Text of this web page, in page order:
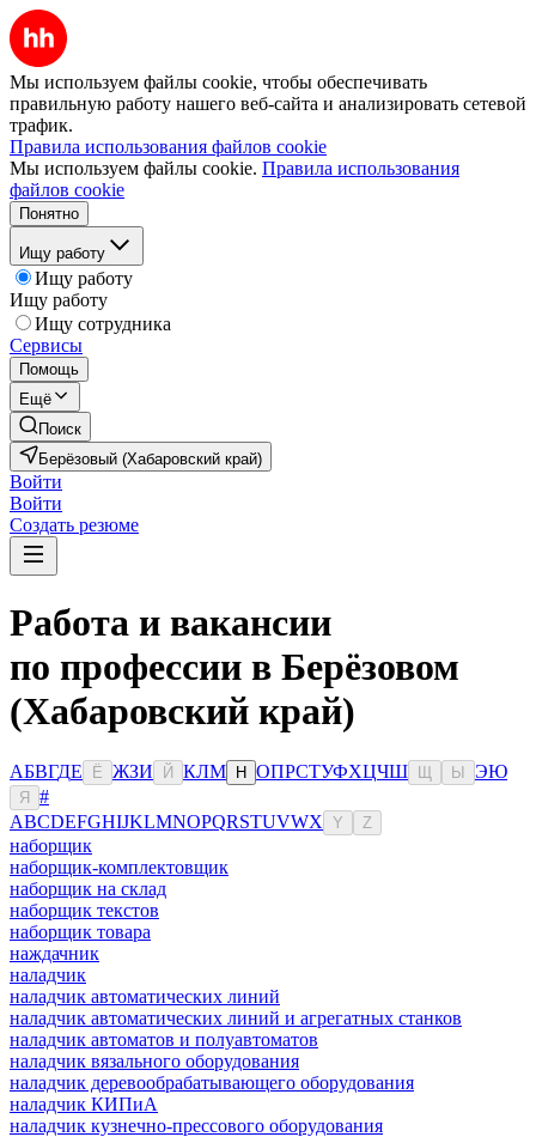
Мы используем файлы cookie, чтобы обеспечивать
правильную работу нашего веб-сайта и анализировать сетевой
трафик.
Правила использования файлов cookie
Мы используем файлы cookie. Правила использования
файлов cookie
Понятно
Ищу работу
Ищу работу
Ищу работу
Ищу сотрудника
Сервисы
Помощь
Ещё
Поиск
Берёзовый (Хабаровский край)
Войти
Войти
Создать резюме
Работа и вакансии
по профессии в Берёзовом
(Хабаровский край)
АБВГДЕ Ё ЖЗИ Й КЛМ Н ОПРСТУФХЦЧШ Ы ЭЮ
Я
#
ABCDEFGHIJKLMNOPQRSTUVWX Y Z
наборщик
наборщик-комплектовщик
наборщик на склад
наборщик текстов
наборщик товара
наждачник
наладчик
наладчик автоматических линий
наладчик автоматических линий и агрегатных станков
наладчик автоматов и полуавтоматов
наладчик вязального оборудования
наладчик деревообрабатывающего оборудования
наладчик КИПиА
наладчик кузнечно-прессового оборудования